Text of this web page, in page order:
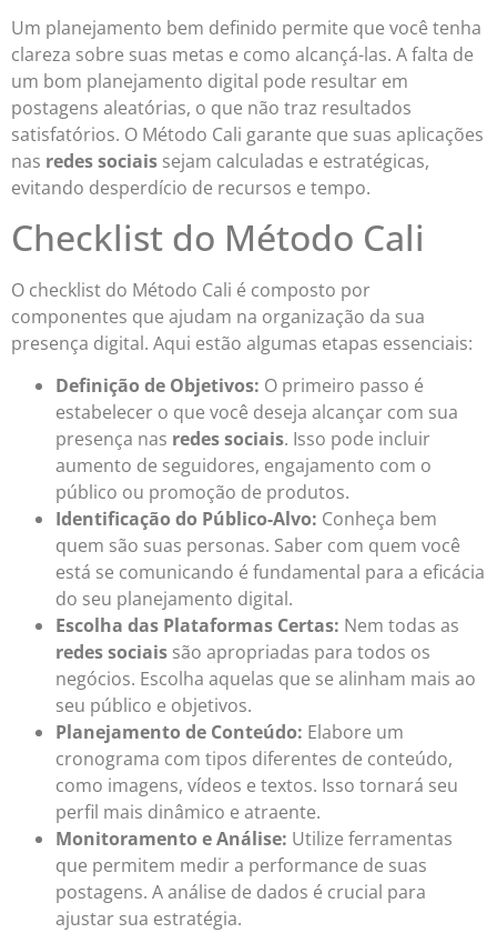
Um planejamento bem definido permite que você tenha
clareza sobre suas metas e como alcançá-las. A falta de
um bom planejamento digital pode resultar em
postagens aleatórias, o que não traz resultados
satisfatórios. O Método Cali garante que suas aplicações
nas redes sociais sejam calculadas e estratégicas,
evitando desperdício de recursos e tempo.
Checklist do Método Cali
O checklist do Método Cali é composto por
componentes que ajudam na organização da sua
presença digital. Aqui estão algumas etapas essenciais:
Definição de Objetivos: O primeiro passo é
estabelecer o que você deseja alcançar com sua
presença nas redes sociais. Isso pode incluir
aumento de seguidores, engajamento com o
público ou promoção de produtos.
Identificação do Público-Alvo: Conheça bem
quem são suas personas. Saber com quem você
está se comunicando é fundamental para a eficácia
do seu planejamento digital.
Escolha das Plataformas Certas: Nem todas as
redes sociais são apropriadas para todos os
negócios. Escolha aquelas que se alinham mais ao
seu público e objetivos.
Planejamento de Conteúdo: Elabore um
cronograma com tipos diferentes de conteúdo,
como imagens, vídeos e textos. Isso tornará seu
perfil mais dinâmico e atraente.
Monitoramento e Análise: Utilize ferramentas
que permitem medir a performance de suas
postagens. A análise de dados é crucial para
ajustar sua estratégia.